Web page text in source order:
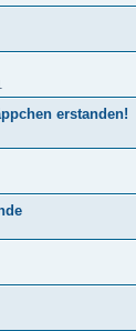
erstanden!